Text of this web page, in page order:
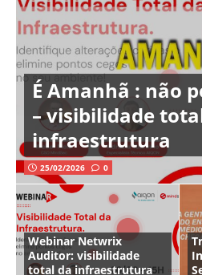
É Amanhã : não
– visibilidade
infraestrutura
25/02/2026 0
Webinar Netwrix
Auditor: visibilidade
total da infraestrutura